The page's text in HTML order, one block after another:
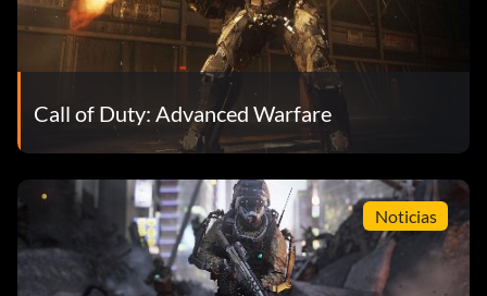
Call of Duty: Advanced Warfare
Noticias